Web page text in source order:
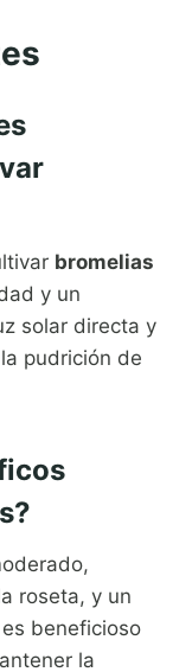
bromelias
y un
solar directa y
pudrición de
roseta, y un
beneficioso
la